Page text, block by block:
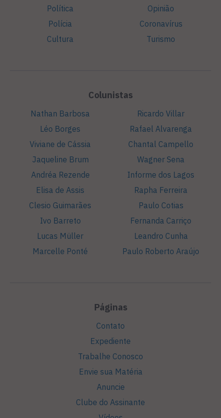
Política
Polícia
Cultura
Opinião
Coronavírus
Turismo
Colunistas
Nathan Barbosa
Léo Borges
Viviane de Cássia
Jaqueline Brum
Andréa Rezende
Elisa de Assis
Clesio Guimarães
Ivo Barreto
Lucas Müller
Marcelle Ponté
Ricardo Villar
Rafael Alvarenga
Chantal Campello
Wagner Sena
Informe dos Lagos
Rapha Ferreira
Paulo Cotias
Fernanda Carriço
Leandro Cunha
Paulo Roberto Araújo
Páginas
Contato
Expediente
Trabalhe Conosco
Envie sua Matéria
Anuncie
Clube do Assinante